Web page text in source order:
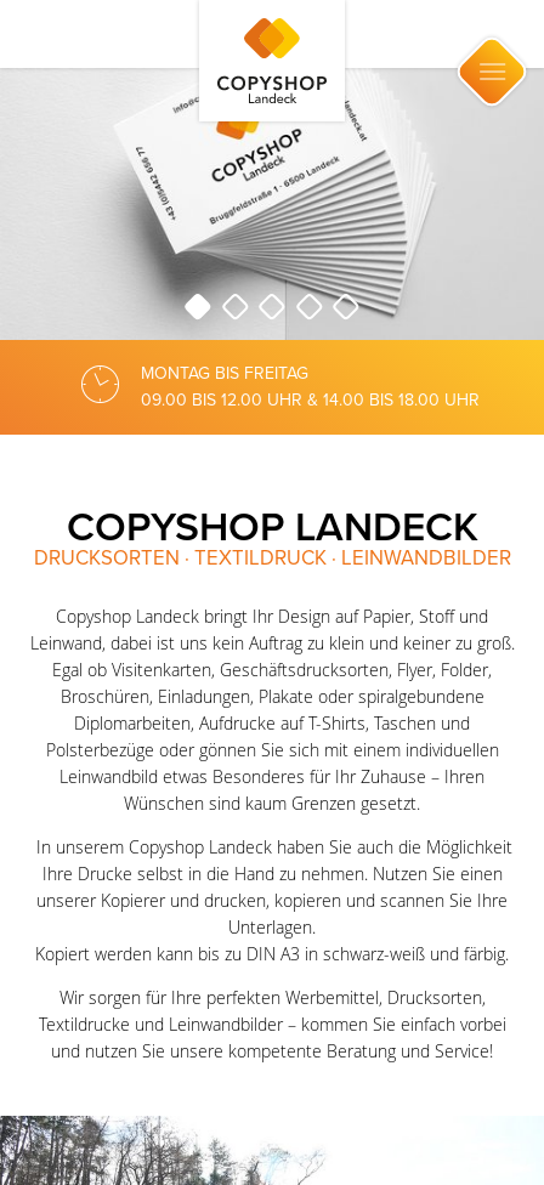
MONTAG BIS FREITAG
09.00 BIS 12.00 UHR & 14.00 BIS 18.00 UHR
COPYSHOP LANDECK
DRUCKSORTEN · TEXTILDRUCK · LEINWANDBILDER
Copyshop Landeck bringt Ihr Design auf Papier, Stoff und
Leinwand, dabei ist uns kein Auftrag zu klein und keiner zu groß.
Egal ob Visitenkarten, Geschäftsdrucksorten, Flyer, Folder,
Broschüren, Einladungen, Plakate oder spiralgebundene
Diplomarbeiten, Aufdrucke auf T-Shirts, Taschen und
Polsterbezüge oder gönnen Sie sich mit einem individuellen
Leinwandbild etwas Besonderes für Ihr Zuhause – Ihren
Wünschen sind kaum Grenzen gesetzt.
In unserem Copyshop Landeck haben Sie auch die Möglichkeit
Ihre Drucke selbst in die Hand zu nehmen. Nutzen Sie einen
unserer Kopierer und drucken, kopieren und scannen Sie Ihre
Unterlagen.
Kopiert werden kann bis zu DIN A3 in schwarz-weiß und färbig.
Wir sorgen für Ihre perfekten Werbemittel, Drucksorten,
Textildrucke und Leinwandbilder – kommen Sie einfach vorbei
und nutzen Sie unsere kompetente Beratung und Service!